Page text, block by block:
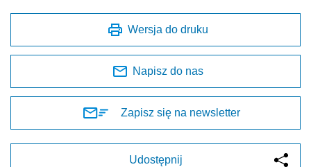
Wersja do druku
Napisz do nas
Zapisz się na newsletter
Udostępnij